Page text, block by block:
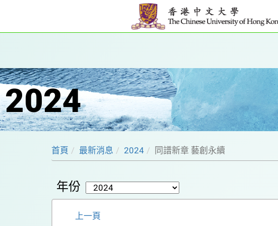
2024
首頁 最新消息 2024 同譜新章 藝創永續
年份
上一頁